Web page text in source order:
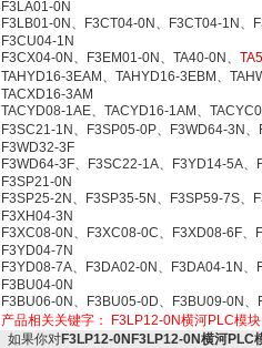
F3LA01-0N
F3LB01-0N、F3CT04-0N、F3CT04-1N
F3CU04-1N
F3CX04-0N、F3EM01-0N、TA40-0N、
TAHYD16-3EAM、TAHYD16-3EBM、
TACXD16-3AM
TACYD08-1AE、TACYD16-1AM、
F3SC21-1N、F3SP05-0P、F3WD64-3N
F3WD32-3F
F3WD64-3F、F3SC22-1A、F3YD14-5A
F3SP21-0N
F3SP25-2N、F3SP35-5N、F3SP59-7S
F3XH04-3N
F3XC08-0N、F3XC08-0C、F3XD08-6F
F3YD04-7N
F3YD08-7A、F3DA02-0N、F3DA04-1N
F3BU04-0N
F3BU06-0N、F3BU05-0D、F3BU09-0N
产品相关关键字：
F3LP12-0N横河PLC模块
如果你对F3LP12-0NF3LP12-0N横河PLC